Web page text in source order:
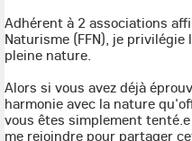
Adhérent à 2 associations
Naturisme (FFN), je
pleine nature.
Alors si vous avez déjà
harmonie avec la nature
vous êtes simplement
me rejoindre pour partager